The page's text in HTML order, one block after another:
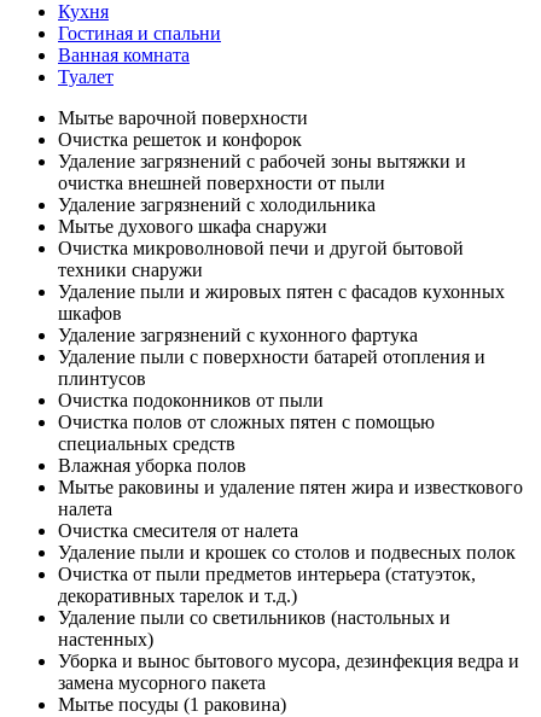
Кухня
Гостиная и спальни
Ванная комната
Туалет
Мытье варочной поверхности
Очистка решеток и конфорок
Удаление загрязнений с рабочей зоны вытяжки и
очистка внешней поверхности от пыли
Удаление загрязнений с холодильника
Мытье духового шкафа снаружи
Очистка микроволновой печи и другой бытовой
техники снаружи
Удаление пыли и жировых пятен с фасадов кухонных
шкафов
Удаление загрязнений с кухонного фартука
Удаление пыли с поверхности батарей отопления и
плинтусов
Очистка подоконников от пыли
Очистка полов от сложных пятен с помощью
специальных средств
Влажная уборка полов
Мытье раковины и удаление пятен жира и известкового
налета
Очистка смесителя от налета
Удаление пыли и крошек со столов и подвесных полок
Очистка от пыли предметов интерьера (статуэток,
декоративных тарелок и т.д.)
Удаление пыли со светильников (настольных и
настенных)
Уборка и вынос бытового мусора, дезинфекция ведра и
замена мусорного пакета
Мытье посуды (1 раковина)